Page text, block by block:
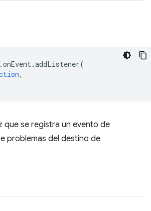
.onEvent.addListener(
,
que se registra un evento de
problemas del destino de